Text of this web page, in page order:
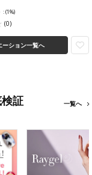
:(1%)
(0)
ーション一覧へ
証 一覧へ